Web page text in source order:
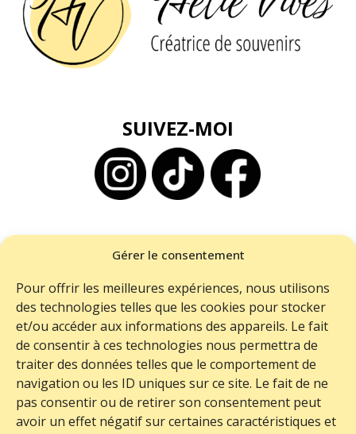
Gérer le consentement
Pour offrir les meilleures expériences, nous utilisons
des technologies telles que les cookies pour stocker
et/ou accéder aux informations des appareils. Le fait
de consentir à ces technologies nous permettra de
traiter des données telles que le comportement de
navigation ou les ID uniques sur ce site. Le fait de ne
pas consentir ou de retirer son consentement peut
avoir un effet négatif sur certaines caractéristiques et
SUIVEZ-MOI
BESOIN D'AIDE ?
ME CONTACTER
LIVRAISON
RETOURS
FAQ